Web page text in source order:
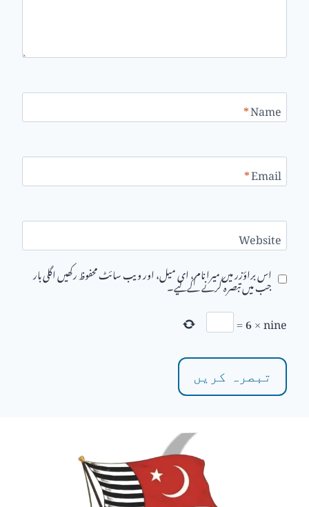
Name
*
Email
*
Website
اس براؤزر میں میرا نام، ای میل، اور ویب سائٹ محفوظ رکھیں اگلی بار
جب میں تبصرہ کرنے کےلیے۔
nine
×
6
=